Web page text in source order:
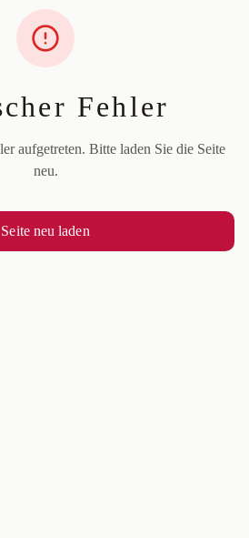
Fehler
aufgetreten. Bitte laden Sie die Seite
neu.
Seite neu laden